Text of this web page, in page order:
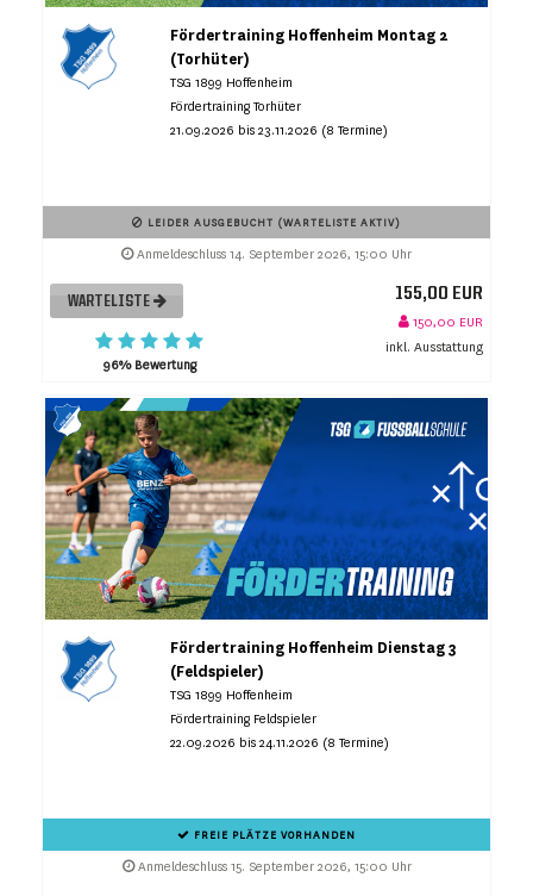
Fördertraining Hoffenheim Montag 2
(Torhüter)
TSG 1899 Hoffenheim
Fördertraining Torhüter
21.09.2026 bis 23.11.2026 (8 Termine)
LEIDER AUSGEBUCHT (WARTELISTE AKTIV)
Anmeldeschluss 14. September 2026, 15:00 Uhr
WARTELISTE
96% Bewertung
155,00 EUR
150,00 EUR
inkl. Ausstattung
Fördertraining Hoffenheim Dienstag 3
(Feldspieler)
TSG 1899 Hoffenheim
Fördertraining Feldspieler
22.09.2026 bis 24.11.2026 (8 Termine)
FREIE PLÄTZE VORHANDEN
Anmeldeschluss 15. September 2026, 15:00 Uhr